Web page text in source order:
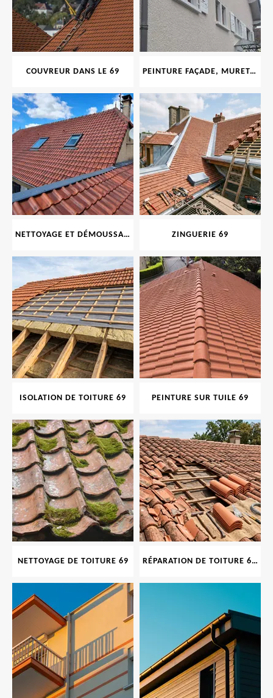
COUVREUR DANS LE 69 PEINTURE FAÇADE, MURET, TOITURE, BOISERIE, FERRONERIE, GOUTTIÈRE 69
NETTOYAGE ET DÉMOUSSAGE DE TOITURE ET FAÇADE 69 ZINGUERIE 69
ISOLATION DE TOITURE 69 PEINTURE SUR TUILE 69
NETTOYAGE DE TOITURE 69 RÉPARATION DE TOITURE 69 RHONE, TUILES CASSÉES OU ABIMÉES